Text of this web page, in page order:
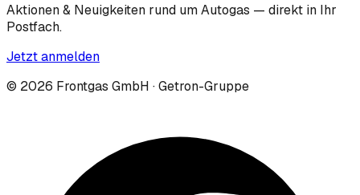
Aktionen & Neuigkeiten rund um Autogas — direkt in Ihr
Postfach.
Jetzt anmelden
© 2026 Frontgas GmbH · Getron-Gruppe